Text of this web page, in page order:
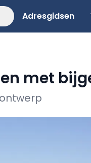
Adresgidsen
met